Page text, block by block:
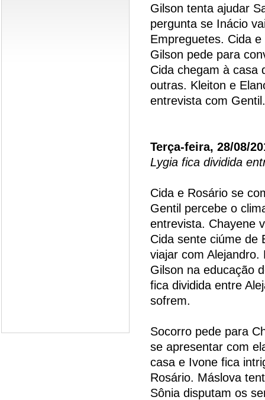
Gilson tenta ajudar
pergunta se Inácio
Empreguetes. Cida
Gilson pede para
Cida chegam à casa
outras. Kleiton e
entrevista com Gentil.
Terça-feira, 28/08/
Lygia fica dividida
Cida e Rosário se
Gentil percebe o
entrevista. Chayene
Cida sente ciúme de
viajar com
Gilson na educação
fica dividida entre
sofrem.
Socorro pede para
se apresentar com
casa e Ivone fica
Rosário. Máslova
Sônia disputam os